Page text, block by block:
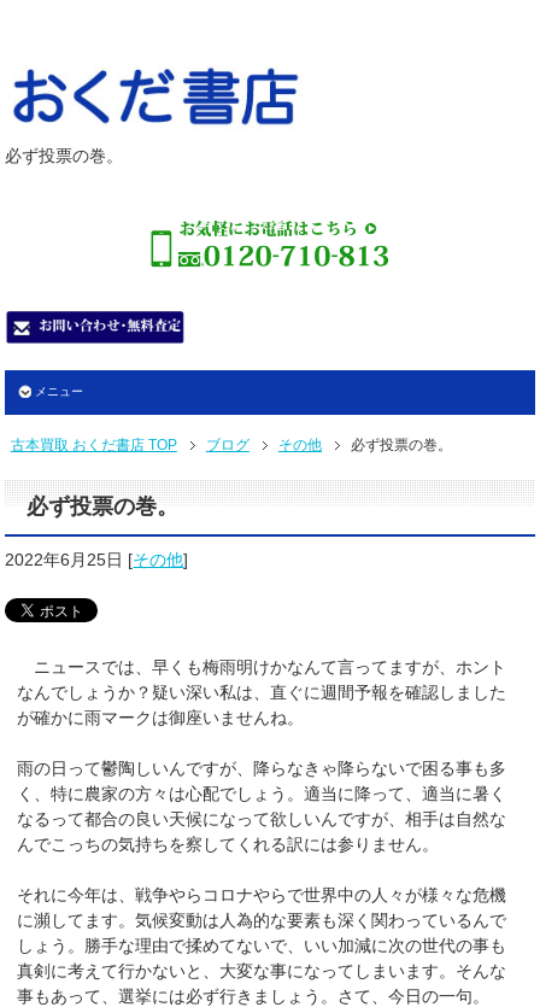
必ず投票の巻。
メニュー
古本買取 おくだ書店 TOP ブログ その他 必ず投票の巻。
必ず投票の巻。
2022年6月25日 [その他]
ニュースでは、早くも梅雨明けかなんて言ってますが、ホント
なんでしょうか？疑い深い私は、直ぐに週間予報を確認しました
が確かに雨マークは御座いませんね。
雨の日って鬱陶しいんですが、降らなきゃ降らないで困る事も多
く、特に農家の方々は心配でしょう。適当に降って、適当に暑く
なるって都合の良い天候になって欲しいんですが、相手は自然な
んでこっちの気持ちを察してくれる訳には参りません。
それに今年は、戦争やらコロナやらで世界中の人々が様々な危機
に瀕してます。気候変動は人為的な要素も深く関わっているんで
しょう。勝手な理由で揉めてないで、いい加減に次の世代の事も
真剣に考えて行かないと、大変な事になってしまいます。そんな
事もあって、選挙には必ず行きましょう。さて、今日の一句。